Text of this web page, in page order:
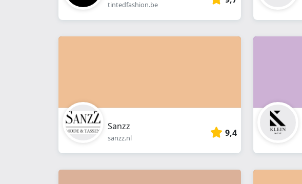
tintedfashion.be
Sanzz
sanzz.nl 9,4